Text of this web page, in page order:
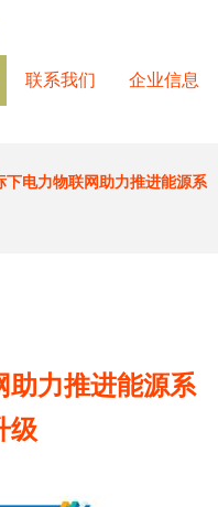
联系我们 企业信息
下电力物联网助力推进能源系
助力推进能源系
级